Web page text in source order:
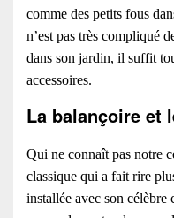
comme des petits fous
n’est pas très compliqué
dans son jardin, il suffit
accessoires.
La balançoire et
Qui ne connaît pas notre
classique qui a fait rire
installée avec son